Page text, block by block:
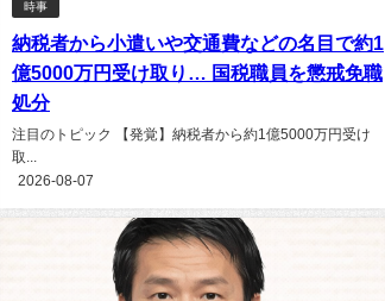
時事
納税者から小遣いや交通費などの名目で約1
億5000万円受け取り… 国税職員を懲戒免職
処分
注目のトピック 【発覚】納税者から約1億5000万円受け
取...
2026-08-07